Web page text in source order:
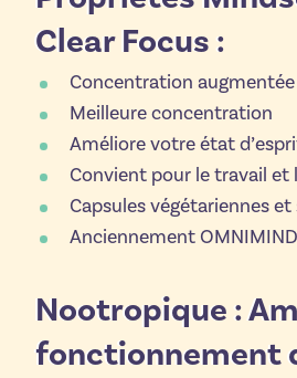
Clear Focus :
Concentration augmentée
Meilleure concentration
Améliore votre état
Convient pour le travail et
Capsules végétariennes
Anciennement
Nootropique :
fonctionnement